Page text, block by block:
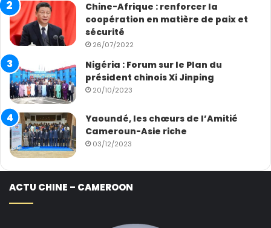
Chine-Afrique : renforcer la
coopération en matière de paix et
sécurité
26/07/2022
Nigéria : Forum sur le Plan du
président chinois Xi Jinping
20/10/2023
Yaoundé, les chœurs de l’Amitié
Cameroun-Asie riche
03/12/2023
ACTU CHINE – CAMEROON